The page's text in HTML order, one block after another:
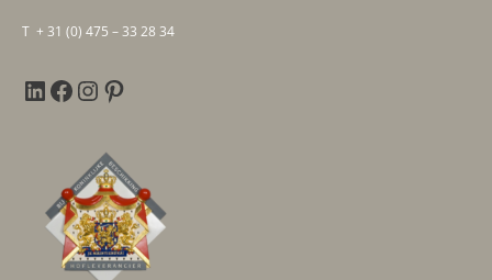
T + 31 (0) 475 – 33 28 34